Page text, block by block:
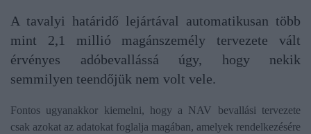
A tavalyi határidő lejártával automatikusan több
mint 2,1 millió magánszemély tervezete vált
érvényes adóbevallássá úgy, hogy nekik
semmilyen teendőjük nem volt vele.
Fontos ugyanakkor kiemelni, hogy a NAV bevallási tervezete
csak azokat az adatokat foglalja magában, amelyek rendelkezésére